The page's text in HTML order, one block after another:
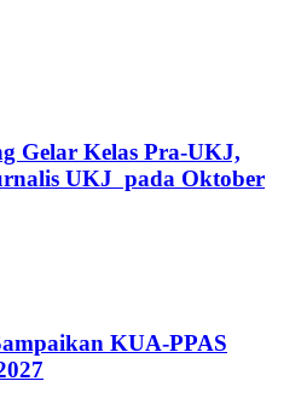
Gelar Kelas Pra-UKJ,
UKJ pada Oktober
KUA-PPAS